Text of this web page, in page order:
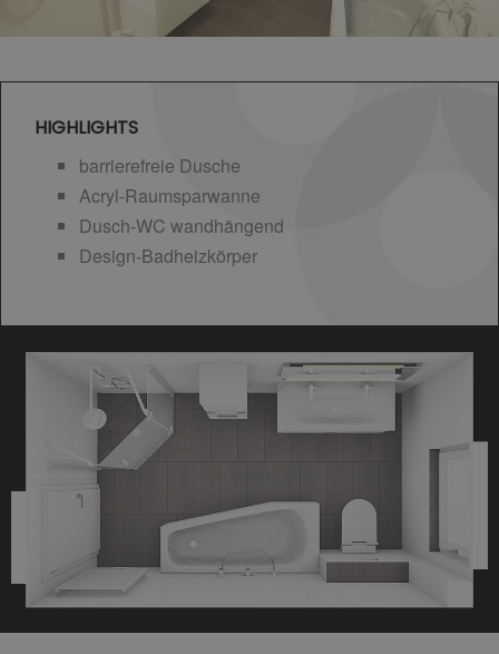
HIGHLIGHTS
barrierefreie Dusche
Acryl-Raumsparwanne
Dusch-WC wandhängend
Design-Badheizkörper